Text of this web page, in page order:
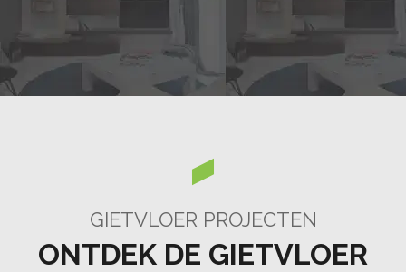
GIETVLOER PROJECTEN
ONTDEK DE GIETVLOER